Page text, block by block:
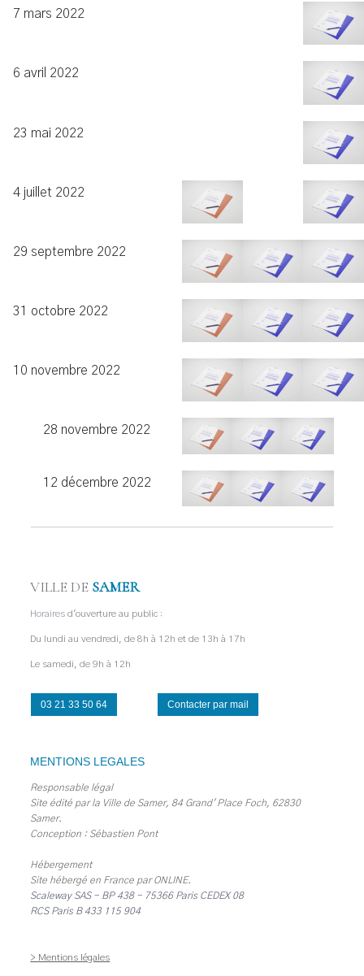
7 mars 2022
6 avril 2022
23 mai 2022
4 juillet 2022
29 septembre 2022
31 octobre 2022
10 novembre 2022
28 novembre 2022
12 décembre 2022
VILLE DE SAMER
Horaires d'ouverture au public :
Du lundi au vendredi, de 8h à 12h et de 13h à 17h
Le samedi, de 9h à 12h
03 21 33 50 64 Contacter par mail
MENTIONS LEGALES
Responsable légal
Site édité par la Ville de Samer, 84 Grand' Place Foch, 62830
Samer.
Conception : Sébastien Pont
Hébergement
Site hébergé en France parONLINE.
Scaleway SAS - BP 438 - 75366 Paris CEDEX 08
RCS Paris B 433 115 904
> Mentions légales